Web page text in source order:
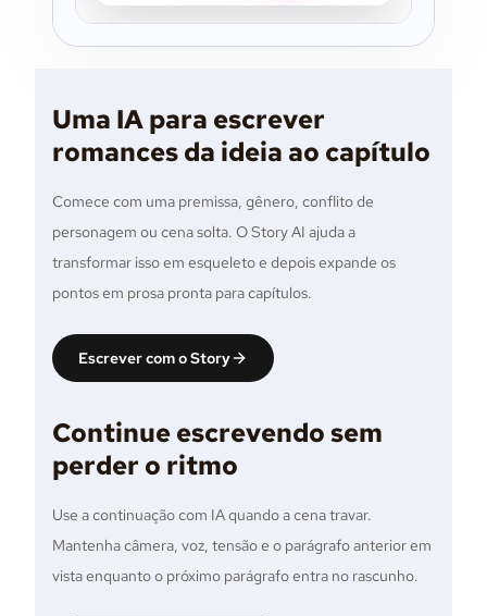
personagens, continuar rascunhos e manter
textos longos organizados.
Uma IA para escrever
romances da ideia ao capítulo
Comece com uma premissa, gênero, conflito de
personagem ou cena solta. O Story AI ajuda a
transformar isso em esqueleto e depois expande os
pontos em prosa pronta para capítulos.
Escrever com o Story
Continue escrevendo sem
perder o ritmo
Use a continuação com IA quando a cena travar.
Mantenha câmera, voz, tensão e o parágrafo anterior em
vista enquanto o próximo parágrafo entra no rascunho.